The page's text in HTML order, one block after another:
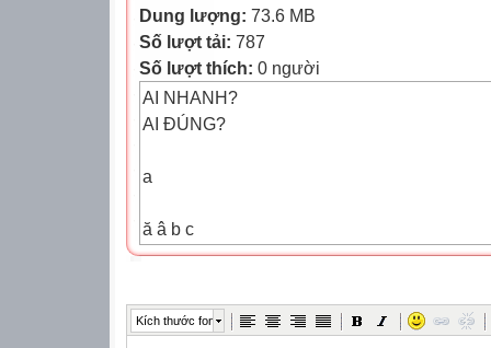
Dung lượng: 73.6 MB
Số lượt tải: 787
Số lượt thích: 0 người
AI NHANH?
AI ĐÚNG?
a
ă â b c
e
Kích thước font